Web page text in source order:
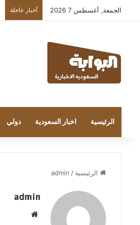
الجمعة, أغسطس 7 2026 أخبار عاجلة
الرئيسية اخبار السعودية دولي
الرئيسية /
admin
admin